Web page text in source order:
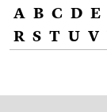
A B C D E
R S T U V